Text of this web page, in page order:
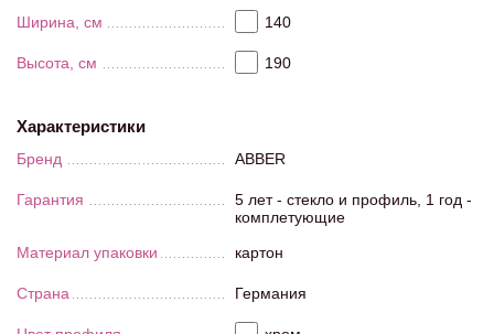
Ширина, см 140
Высота, см 190
Характеристики
Бренд ABBER
Гарантия
5 лет - стекло и профиль, 1 год -
комплетующие
Материал упаковки
картон
Страна Германия